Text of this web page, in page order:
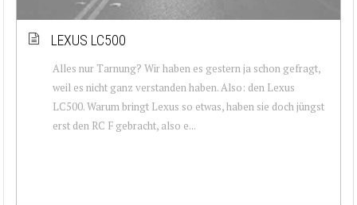
LEXUS LC500
Alles nur Tarnung? Wir haben es gestern ja schon gefragt,
weil es nicht ganz verstanden haben. Also: den Lexus
LC500. Warum bringt Lexus so etwas, haben sie doch jüngst
erst den RC F gebracht, also e...